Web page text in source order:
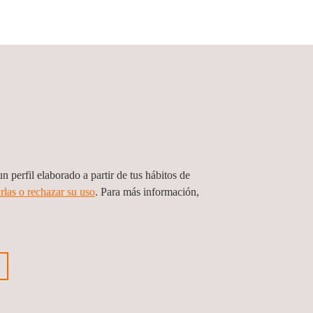
perfil elaborado a partir de tus hábitos de
o rechazar su uso. Para más información,